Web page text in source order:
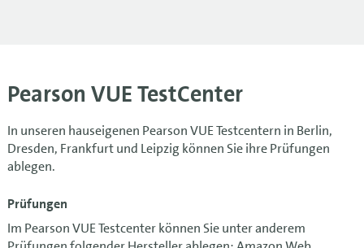
Pearson VUE TestCenter
In unseren hauseigenen Pearson VUE Testcentern in Berlin,
Dresden, Frankfurt und Leipzig können Sie ihre Prüfungen
ablegen.
Prüfungen
Im Pearson VUE Testcenter können Sie unter anderem